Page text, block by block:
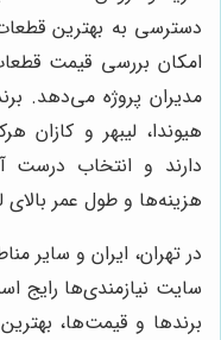
دسترسی به بهترین
امکان بررسی قیمت
مدیران پروژه می‌دهد.
هیوندا، لیبهر و کازان
دارند و انتخاب درست
هزینه‌ها و طول عمر
در تهران، ایران و سایر
سایت نیازمندی‌ها رایج
برندها و قیمت‌ها،